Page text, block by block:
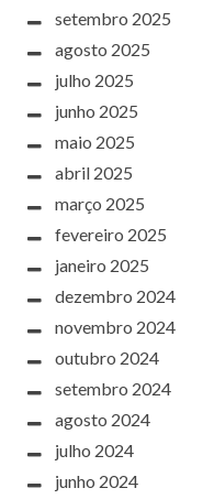
setembro 2025
agosto 2025
julho 2025
junho 2025
maio 2025
abril 2025
março 2025
fevereiro 2025
janeiro 2025
dezembro 2024
novembro 2024
outubro 2024
setembro 2024
agosto 2024
julho 2024
junho 2024